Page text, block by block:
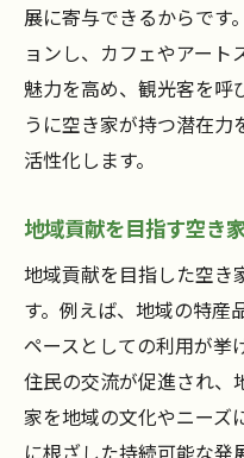
展に寄与できるからです
ョンし、カフェやアート
魅力を高め、観光客を呼
うに空き家が持つ潜在力
活性化します。
地域貢献を目指す空き
地域貢献を目指した空き
す。例えば、地域の特産
ペースとしての利用が挙
住民の交流が促進され、
家を地域の文化やニーズ
に根ざした持続可能な発